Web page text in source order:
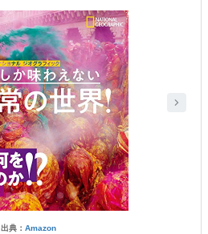
出典： Amazon